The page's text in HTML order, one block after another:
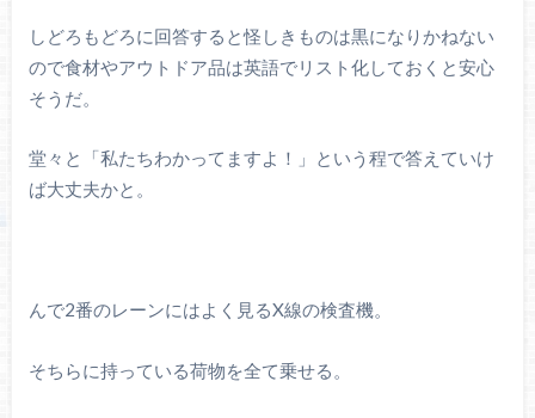
しどろもどろに回答すると怪しきものは黒になりかねない
ので食材やアウトドア品は英語でリスト化しておくと安心
そうだ。
堂々と「私たちわかってますよ！」という程で答えていけ
ば大丈夫かと。
んで2番のレーンにはよく見るX線の検査機。
そちらに持っている荷物を全て乗せる。